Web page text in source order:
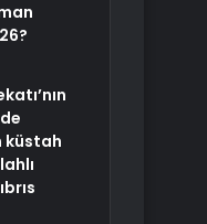
küstah